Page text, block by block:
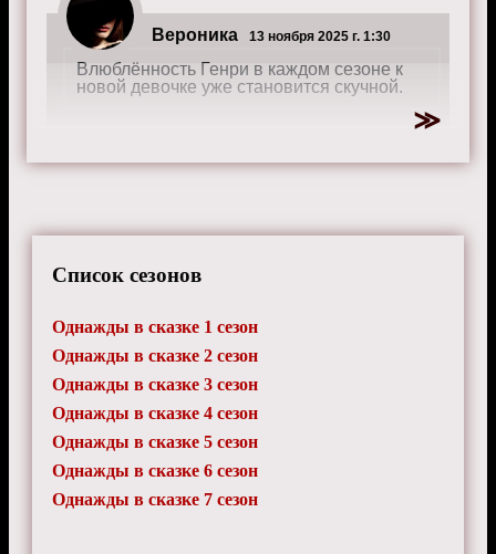
Вероника 13 ноября 2025 г. 1:30
Влюблённость Генри в каждом сезоне к
новой девочке уже становится скучной.
Список сезонов
Однажды в сказке 1 сезон
Однажды в сказке 2 сезон
Однажды в сказке 3 сезон
Однажды в сказке 4 сезон
Однажды в сказке 5 сезон
Однажды в сказке 6 сезон
Однажды в сказке 7 сезон